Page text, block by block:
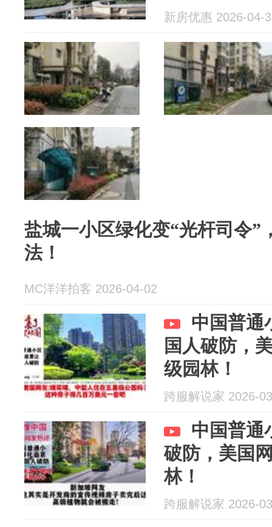
新房优惠 2026-04-
盐城一小区绿化变“光杆司令”
法！
MC洋洋拍客 2026-04-02
中国普通
国人破防，
级园林！
跨服解说家 2026-
中国普通
破防，美国
林！
跨服解说家 2026-